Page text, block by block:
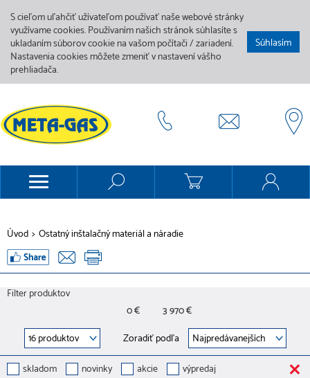
S cieľom uľahčiť užívateľom používať naše webové stránky
využívame cookies. Používaním našich stránok súhlasíte s
ukladaním súborov cookie na vašom počítači / zariadení.
Nastavenia cookies môžete zmeniť v nastavení vášho
prehliadača.
Súhlasím
Úvod > Ostatný inštalačný materiál a náradie
Filter produktov
0 €
3 970 €
Zoradiť podľa
skladom
novinky akcie výpredaj